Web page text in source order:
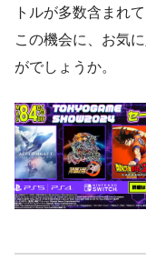
トルが多数含まれて
この機会に、お気
がでしょうか。